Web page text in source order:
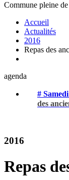
Commune pleine de
Accueil
Actualités
2016
Repas des
agenda
#
des
2016
Repas